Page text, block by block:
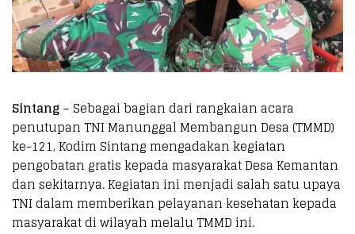
Sintang– Sebagai bagian dari rangkaian acara
penutupan TNI Manunggal Membangun Desa (TMMD)
ke-121, Kodim Sintang mengadakan kegiatan
pengobatan gratis kepada masyarakat Desa Kemantan
dan sekitarnya. Kegiatan ini menjadi salah satu upaya
TNI dalam memberikan pelayanan kesehatan kepada
masyarakat di wilayah melalu TMMD ini.